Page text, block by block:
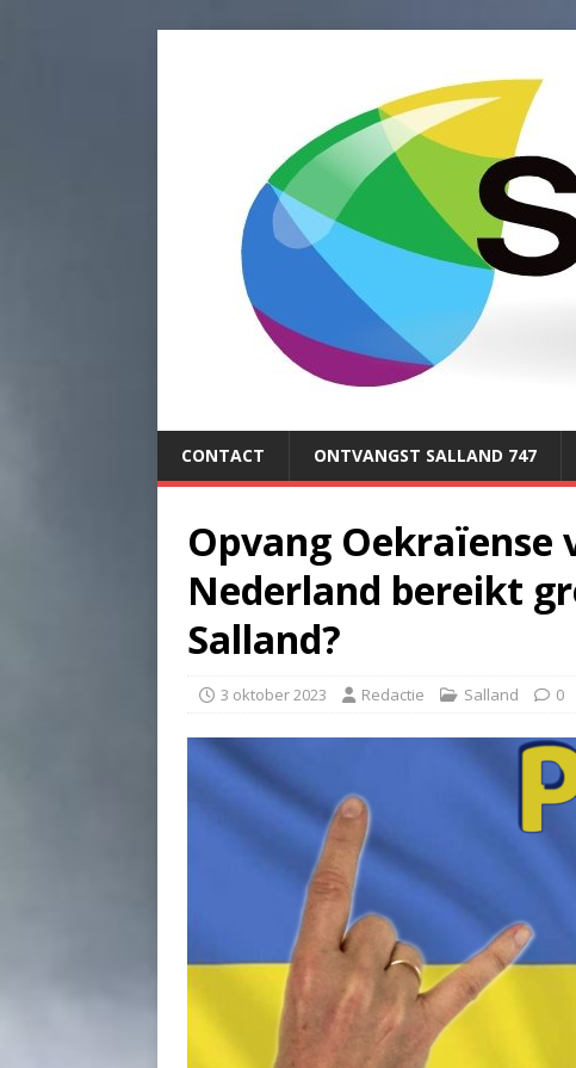
CONTACT ONTVANGST SALLAND 747
Opvang Oekraïense
Nederland bereikt
Salland?
3 oktober 2023 Redactie Salland 0